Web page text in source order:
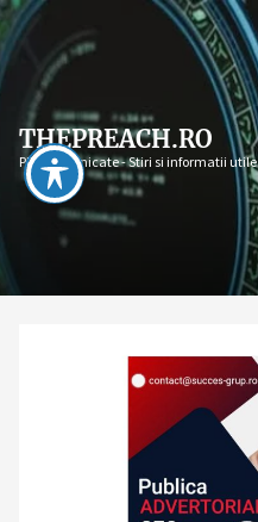
Skip
to
the
content
THEPREACH.RO
PR - Comunicate - Stiri si informatii utile